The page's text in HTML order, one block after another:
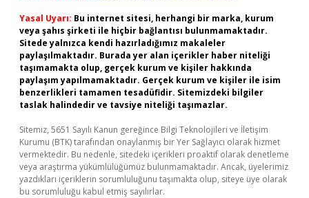
Yasal Uyarı: Bu internet sitesi, herhangi bir marka, kurum
veya şahıs şirketi ile hiçbir bağlantısı bulunmamaktadır.
Sitede yalnızca kendi hazırladığımız makaleler
paylaşılmaktadır. Burada yer alan içerikler haber niteliği
taşımamakta olup, gerçek kurum ve kişiler hakkında
paylaşım yapılmamaktadır. Gerçek kurum ve kişiler ile isim
benzerlikleri tamamen tesadüfidir. Sitemizdeki bilgiler
taslak halindedir ve tavsiye niteliği taşımazlar.
Sitemiz, 5651 Sayılı Kanun gereğince Bilgi Teknolojileri ve İletişim
Kurumu (BTK) tarafından onaylanmış bir Yer Sağlayıcı olarak hizmet
vermektedir. Bu nedenle, sitedeki içerikleri proaktif olarak denetleme
veya araştırma yükümlülüğümüz bulunmamaktadır. Ancak, üyelerimiz
yazdıkları içeriklerin sorumluluğunu taşımakta olup, siteye üye olarak
bu sorumluluğu kabul etmiş sayılırlar.